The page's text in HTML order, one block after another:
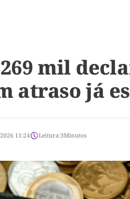
mil
atraso já
11:24 Leitura:3Minutos